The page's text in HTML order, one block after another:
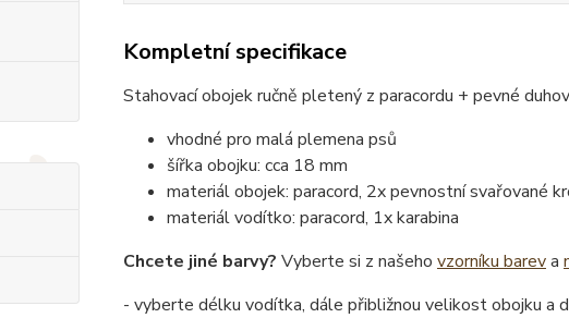
Kompletní specifikace
Stahovací obojek ručně pletený z paracordu + pevné
vhodné pro malá plemena psů
šířka obojku: cca 18 mm
materiál obojek: paracord, 2x pevnostní svařované
materiál vodítko: paracord, 1x karabina
Chcete jiné barvy? Vyberte si z našeho vzorníku bareva
- vyberte délku vodítka, dále přibližnou velikost obojku a